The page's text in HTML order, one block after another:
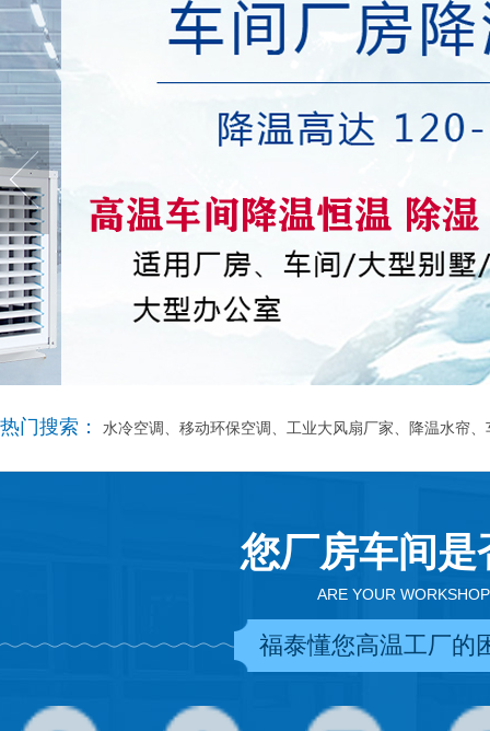
热门搜索： 水冷空调、移动环保空调、工业大风扇厂家、降温水帘
您厂房车间
ARE YOUR
福泰懂您高温工厂的